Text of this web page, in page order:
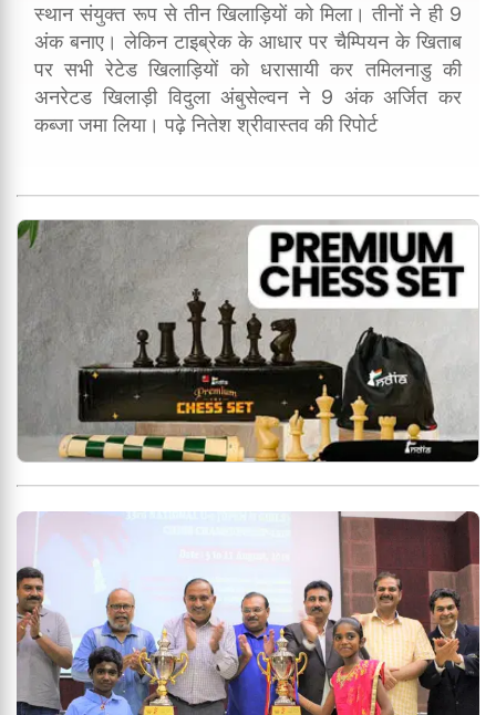
स्थान संयुक्त रूप से तीन खिलाड़ियों को मिला। तीनों ने ही 9
अंक बनाए। लेकिन टाइब्रेक के आधार पर चैम्पियन के खिताब
पर सभी रेटेड खिलाड़ियों को धरासायी कर तमिलनाडु की
अनरेटड खिलाड़ी विदुला अंबुसेल्वन ने 9 अंक अर्जित कर
कब्जा जमा लिया। पढ़े नितेश श्रीवास्तव की रिपोर्ट